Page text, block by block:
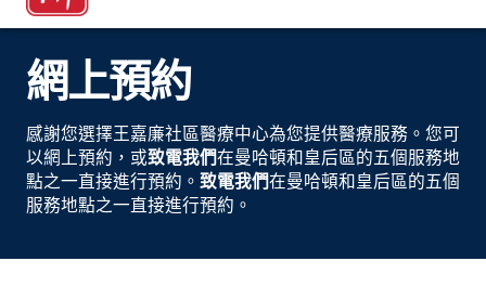
網上預約
感謝您選擇王嘉廉社區醫療中心為您提供醫療服務。您可
以網上預約，或致電我們在曼哈頓和皇后區的五個服務地
點之一直接進行預約。 致電我們在曼哈頓和皇后區的五個
服務地點之一直接進行預約。